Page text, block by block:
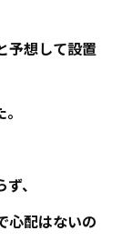
予想して設置
、
心配はないの